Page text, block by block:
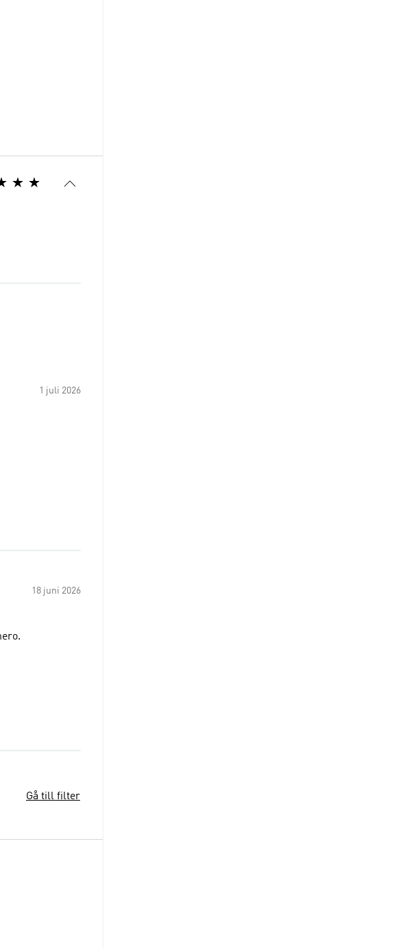
1 juli 2026
18 juni 2026
Gå till filter